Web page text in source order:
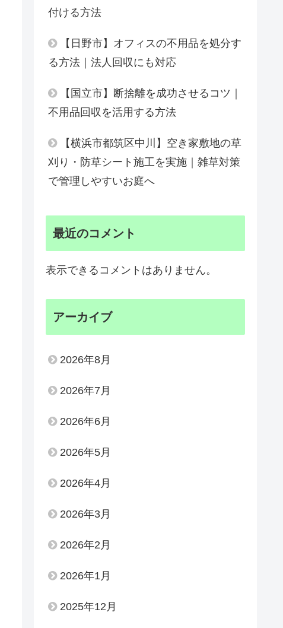
付ける方法
【日野市】オフィスの不用品を処分す
る方法｜法人回収にも対応
【国立市】断捨離を成功させるコツ｜
不用品回収を活用する方法
【横浜市都筑区中川】空き家敷地の草
刈り・防草シート施工を実施｜雑草対策
で管理しやすいお庭へ
最近のコメント
表示できるコメントはありません。
アーカイブ
2026年8月
2026年7月
2026年6月
2026年5月
2026年4月
2026年3月
2026年2月
2026年1月
2025年12月